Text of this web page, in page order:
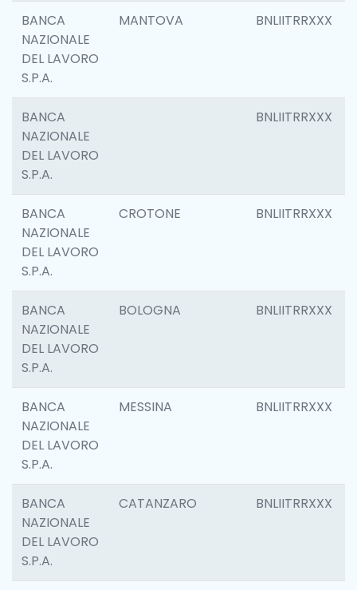
BANCA
NAZIONALE
DEL LAVORO
S.P.A.
MANTOVA BNLIITRRXXX
BANCA
NAZIONALE
DEL LAVORO
S.P.A.
BNLIITRRXXX
BANCA
NAZIONALE
DEL LAVORO
S.P.A.
CROTONE BNLIITRRXXX
BANCA
NAZIONALE
DEL LAVORO
S.P.A.
BOLOGNA BNLIITRRXXX
BANCA
NAZIONALE
DEL LAVORO
S.P.A.
MESSINA BNLIITRRXXX
BANCA
NAZIONALE
DEL LAVORO
S.P.A.
CATANZARO BNLIITRRXXX